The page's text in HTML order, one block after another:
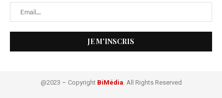
@2023 – Copyright BiMédia. All Rights Reserved